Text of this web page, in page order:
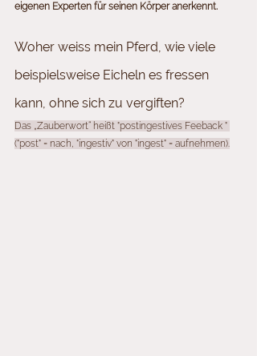
eigenen Experten für seinen Körper anerkennt.
Woher weiss mein Pferd, wie viele
beispielsweise Eicheln es fressen
kann, ohne sich zu vergiften?
Das „Zauberwort“ heißt "postingestives Feeback "
("post" = nach, "ingestiv" von "ingest" = aufnehmen).